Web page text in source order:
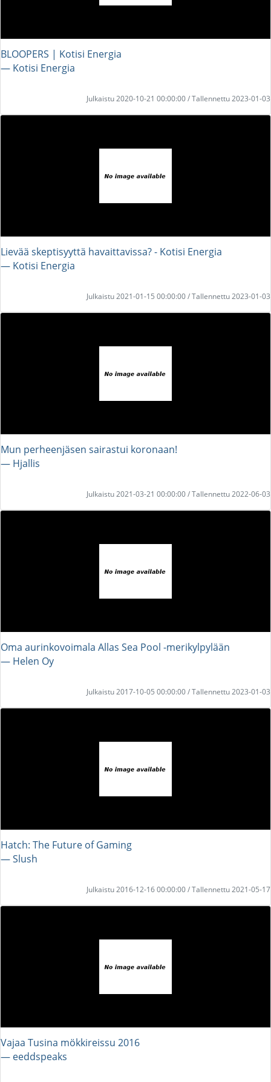
BLOOPERS | Kotisi Energia
― Kotisi Energia
Julkaistu 2020-10-21 00:00:00 / Tallennettu 2023-01-03
Lievää skeptisyyttä havaittavissa? - Kotisi Energia
― Kotisi Energia
Julkaistu 2021-01-15 00:00:00 / Tallennettu 2023-01-03
Mun perheenjäsen sairastui koronaan!
― Hjallis
Julkaistu 2021-03-21 00:00:00 / Tallennettu 2022-06-03
Oma aurinkovoimala Allas Sea Pool -merikylpylään
― Helen Oy
Julkaistu 2017-10-05 00:00:00 / Tallennettu 2023-01-03
Hatch: The Future of Gaming
― Slush
Julkaistu 2016-12-16 00:00:00 / Tallennettu 2021-05-17
Vajaa Tusina mökkireissu 2016
― eeddspeaks